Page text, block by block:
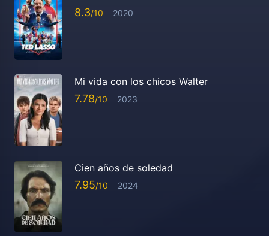
8.3 2020
Mi vida con los chicos Walter
7.78 2023
Cien años de soledad
7.95 2024